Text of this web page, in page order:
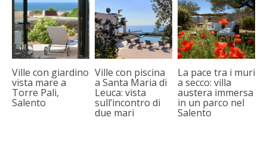
Ville con giardino
vista mare a
Torre Pali,
Salento
Ville con piscina
a Santa Maria di
Leuca: vista
sull’incontro di
due mari
La pace tra i muri
a secco: villa
austera immersa
in un parco nel
Salento